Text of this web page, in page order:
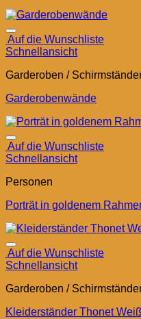
Auf die Wunschliste
Schnellansicht
Garderoben /
Garderobenwände
Auf die Wunschliste
Schnellansicht
Personen
Porträt in goldenem
Auf die Wunschliste
Schnellansicht
Garderoben /
Kleiderständer Thonet Weiß